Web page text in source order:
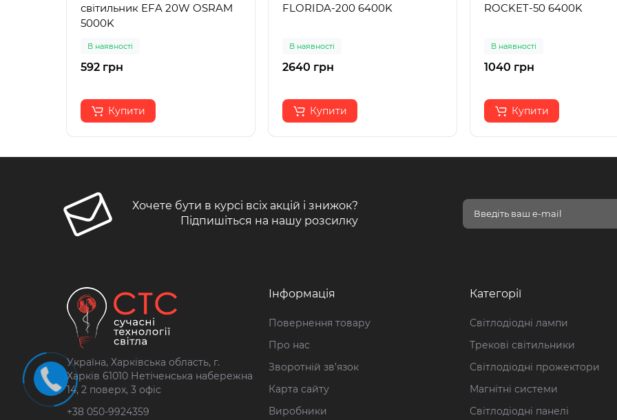
світильник EFA 20W OSRAM
5000K
В наявності
592 грн
Купити
FLORIDA-200 6400K
В наявності
2640 грн
Купити
ROCKET-50 6400K
В наявності
1040 грн
Купити
Хочете бути в курсі всіх акцій і знижок?
Підпишіться на нашу розсилку
Україна, Харківська область, г.
Харків 61010 Нетіченська набережна
14, 2 поверх, 3 офіс
+38 050-9924359
Інформація
Повернення товару
Про нас
Зворотній зв’язок
Карта сайту
Виробники
Категорії
Світлодіодні лампи
Трекові світильники
Світлодіодні прожектори
Магнітні системи
Світлодіодні панелі